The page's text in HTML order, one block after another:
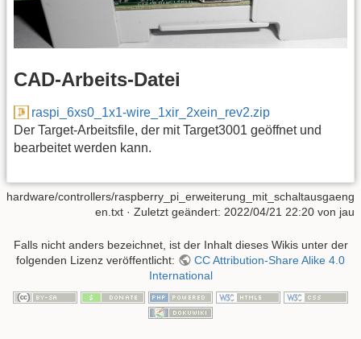
CAD-Arbeits-Datei
raspi_6xs0_1x1-wire_1xir_2xein_rev2.zip
Der Target-Arbeitsfile, der mit Target3001 geöffnet und
bearbeitet werden kann.
hardware/controllers/raspberry_pi_erweiterung_mit_schaltausgaeng
en.txt · Zuletzt geändert: 2022/04/21 22:20 von jau
Falls nicht anders bezeichnet, ist der Inhalt dieses Wikis unter der
folgenden Lizenz veröffentlicht:
CC Attribution-Share Alike 4.0
International